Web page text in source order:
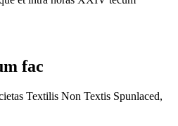
fac
Textilis Non Textis Spunlaced,